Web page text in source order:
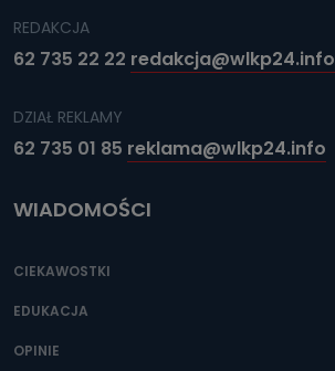
REDAKCJA
62 735 22 22 redakcja@wlkp24.info
DZIAŁ REKLAMY
62 735 01 85 reklama@wlkp24.info
WIADOMOŚCI
CIEKAWOSTKI
EDUKACJA
OPINIE